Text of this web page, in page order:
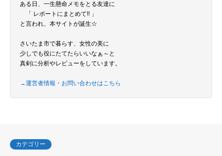
ある日、一生懸命メモをとる友達に
「 レポートにまとめて!! 」
と言われ、本サイトが誕生☆
さいたま市で暮らす、女性の美に
少しでも役にたてたらいいなぁ～と
真剣に分析やレビューをしています。
→運営者情報・お問い合わせはこちら
カテゴリー